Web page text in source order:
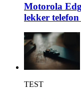
Motorola
lekker
TEST